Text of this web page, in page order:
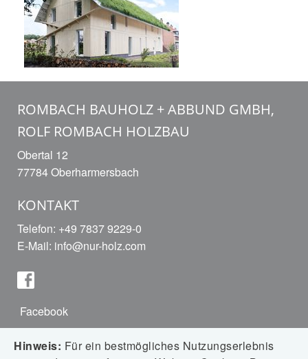
ROMBACH BAUHOLZ + ABBUND GMBH,
ROLF ROMBACH HOLZBAU
Obertal 12
77784 Oberharmersbach
KONTAKT
Telefon: +49 7837 9229-0
E-Mail: info@nur-holz.com
Facebook
Hinweis: Für ein bestmögliches Nutzungserlebnis